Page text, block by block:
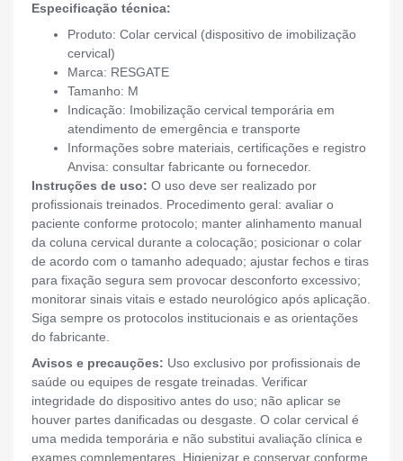
Especificação técnica:
Produto: Colar cervical (dispositivo de imobilização
cervical)
Marca: RESGATE
Tamanho: M
Indicação: Imobilização cervical temporária em
atendimento de emergência e transporte
Informações sobre materiais, certificações e registro
Anvisa: consultar fabricante ou fornecedor.
Instruções de uso: O uso deve ser realizado por
profissionais treinados. Procedimento geral: avaliar o
paciente conforme protocolo; manter alinhamento manual
da coluna cervical durante a colocação; posicionar o colar
de acordo com o tamanho adequado; ajustar fechos e tiras
para fixação segura sem provocar desconforto excessivo;
monitorar sinais vitais e estado neurológico após aplicação.
Siga sempre os protocolos institucionais e as orientações
do fabricante.
Avisos e precauções: Uso exclusivo por profissionais de
saúde ou equipes de resgate treinadas. Verificar
integridade do dispositivo antes do uso; não aplicar se
houver partes danificadas ou desgaste. O colar cervical é
uma medida temporária e não substitui avaliação clínica e
exames complementares. Higienizar e conservar conforme